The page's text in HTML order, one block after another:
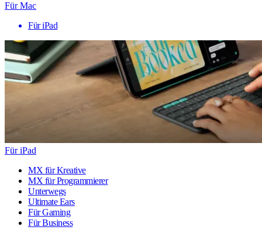
Für Mac
Für iPad
Für iPad
MX für Kreative
MX für Programmierer
Unterwegs
Ultimate Ears
Für Gaming
Für Business